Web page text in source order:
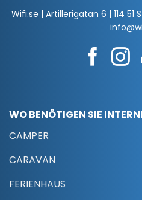
Wifi.se | Artillerigatan 6 | 114 51
WO BENÖTIGEN SIE
CAMPER
CARAVAN
FERIENHAUS